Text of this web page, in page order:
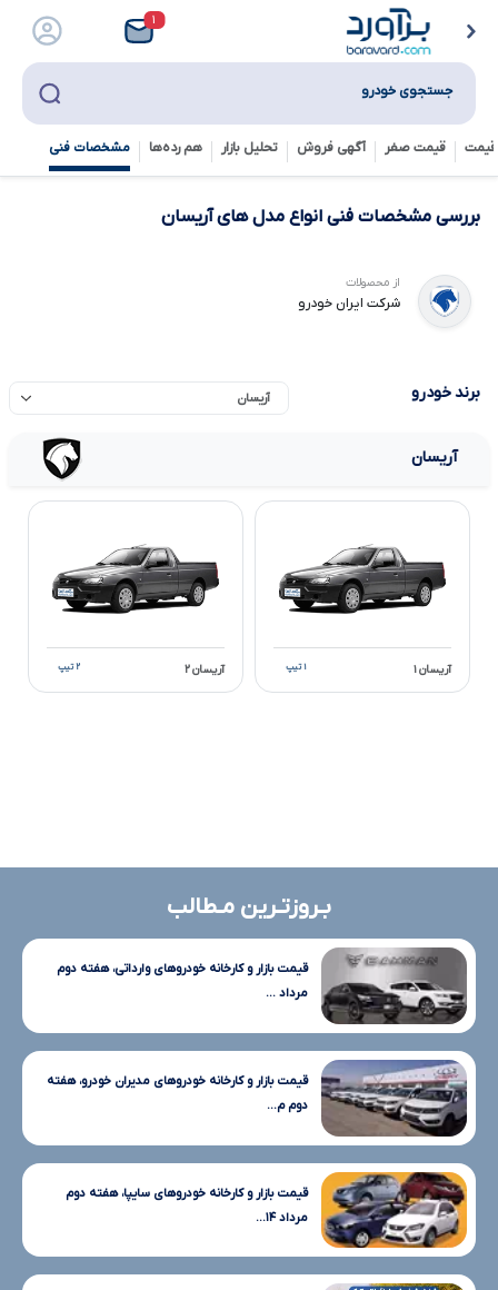
۱
جستجوی خودرو
قیمت صفر آگهی فروش تحلیل بازار هم رده‌ها‌ مشخصات فنی
بررسی مشخصات فنی انواع مدل های آریسان
از محصولات
شرکت ایران خودرو
برند خودرو
آریسان
آریسان ۱ ۱ تیپ آریسان ۲ ۲ تیپ
بـروزتـرین مـطالب
قیمت بازار و کارخانه خودروهای وارداتی، هفته دوم
مرداد ...
قیمت بازار و کارخانه خودروهای مدیران خودرو، هفته
دوم م...
قیمت بازار و کارخانه خودروهای سایپا، هفته دوم
مرداد ۱۴...